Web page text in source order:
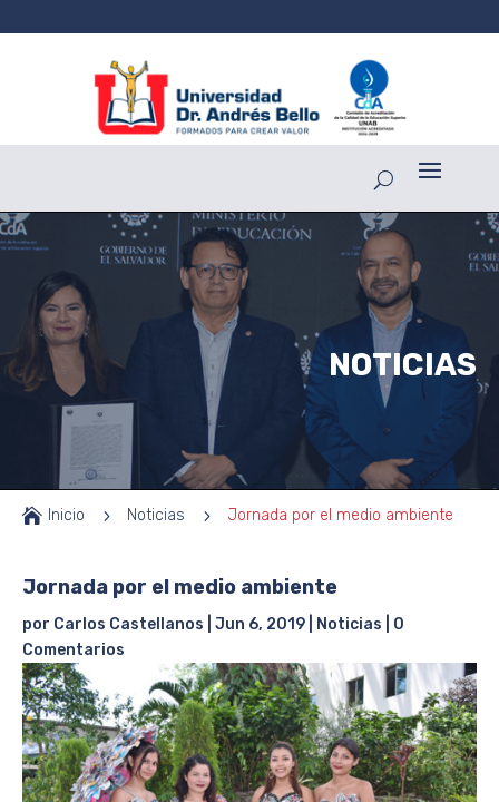
NOTICIAS
 Inicio 5 Noticias 5 Jornada por el medio ambiente
Jornada por el medio ambiente
por Carlos Castellanos Jun 6, 2019 Noticias
0
Comentarios